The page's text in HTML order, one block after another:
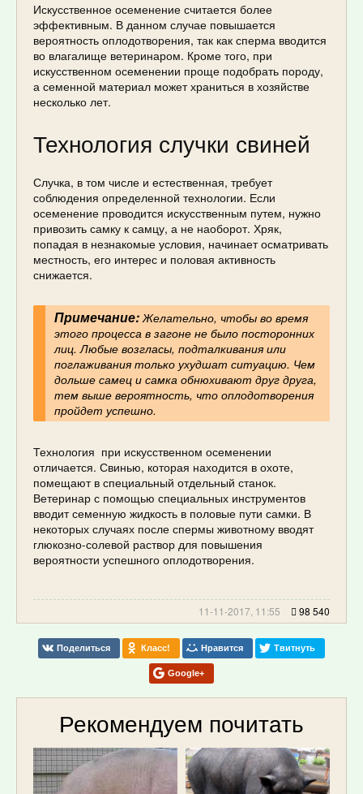
Искусственное осеменение считается более
эффективным. В данном случае повышается
вероятность оплодотворения, так как сперма вводится
во влагалище ветеринаром. Кроме того, при
искусственном осеменении проще подобрать породу,
а семенной материал может храниться в хозяйстве
несколько лет.
Технология случки свиней
Случка, в том числе и естественная, требует
соблюдения определенной технологии. Если
осеменение проводится искусственным путем, нужно
привозить самку к самцу, а не наоборот. Хряк,
попадая в незнакомые условия, начинает осматривать
местность, его интерес и половая активность
снижается.
Примечание:Желательно, чтобы во время
этого процесса в загоне не было посторонних
лиц. Любые возгласы, подталкивания или
поглаживания только ухудшат ситуацию. Чем
дольше самец и самка обнюхивают друг друга,
тем выше вероятность, что оплодотворения
пройдет успешно.
Технология при искусственном осеменении
отличается. Свинью, которая находится в охоте,
помещают в специальный отдельный станок.
Ветеринар с помощью специальных инструментов
вводит семенную жидкость в половые пути самки. В
некоторых случаях после спермы животному вводят
глюкозно-солевой раствор для повышения
вероятности успешного оплодотворения.
11-11-2017, 11:55 98 540
Поделиться Класс! Нравится Твитнуть
Google+
Рекомендуем почитать